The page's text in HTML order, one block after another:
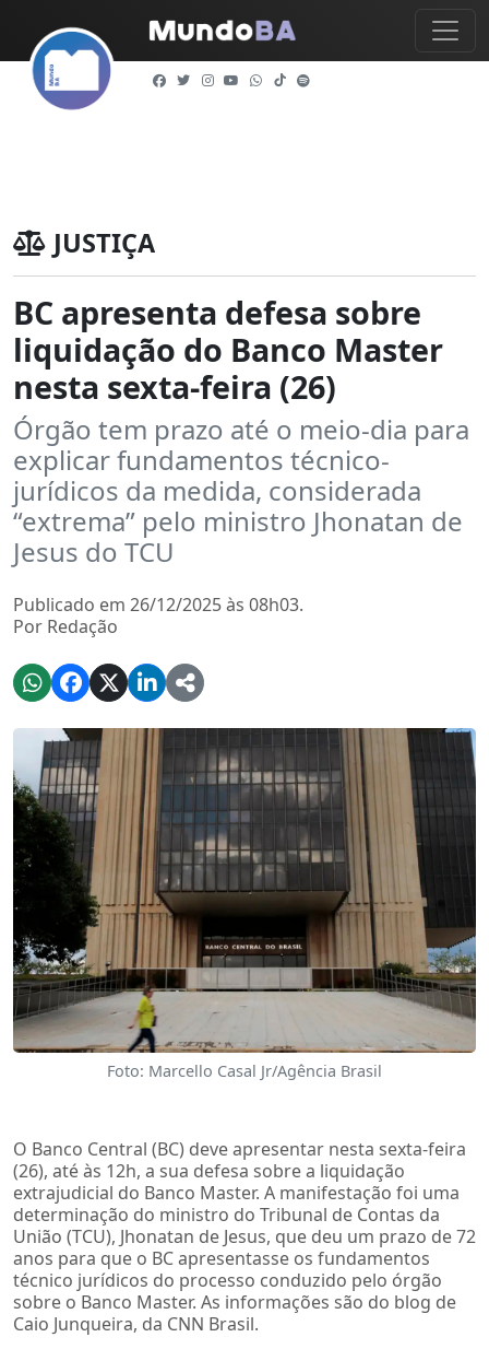
JUSTIÇA
BC apresenta defesa sobre
liquidação do Banco Master
nesta sexta-feira (26)
Órgão tem prazo até o meio-dia para
explicar fundamentos técnico-
jurídicos da medida, considerada
“extrema” pelo ministro Jhonatan de
Jesus do TCU
Publicado em 26/12/2025 às 08h03.
Por Redação
Foto: Marcello Casal Jr/Agência Brasil
O Banco Central (BC) deve apresentar nesta sexta-feira
(26), até às 12h, a sua defesa sobre a liquidação
extrajudicial do Banco Master. A manifestação foi uma
determinação do ministro do Tribunal de Contas da
União (TCU), Jhonatan de Jesus, que deu um prazo de 72
anos para que o BC apresentasse os fundamentos
técnico jurídicos do processo conduzido pelo órgão
sobre o Banco Master. As informações são do blog de
Caio Junqueira, da CNN Brasil.